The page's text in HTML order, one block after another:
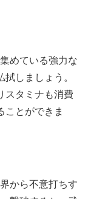
めている強力な
しましょう。
スタミナも消費
ことができま
から不意打ちす